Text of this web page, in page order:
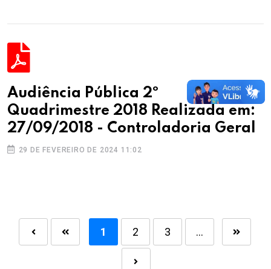
Audiência Pública 2º
Quadrimestre 2018 Realizada em:
27/09/2018 - Controladoria Geral
29 DE FEVEREIRO DE 2024 11:02
1 2 3 ...